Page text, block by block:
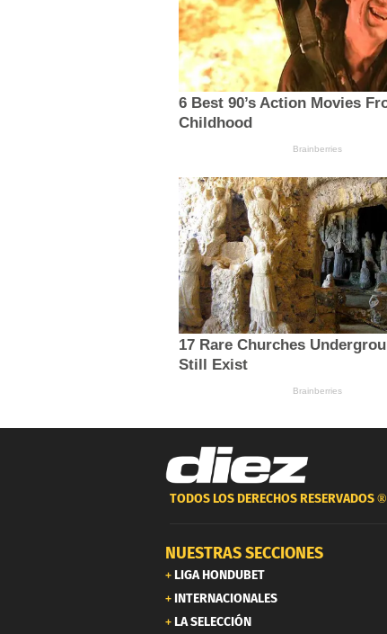
TODOS LOS DERECHOS RESERVADOS ®
NUESTRAS SECCIONES
LIGA HONDUBET
INTERNACIONALES
LA SELECCIÓN